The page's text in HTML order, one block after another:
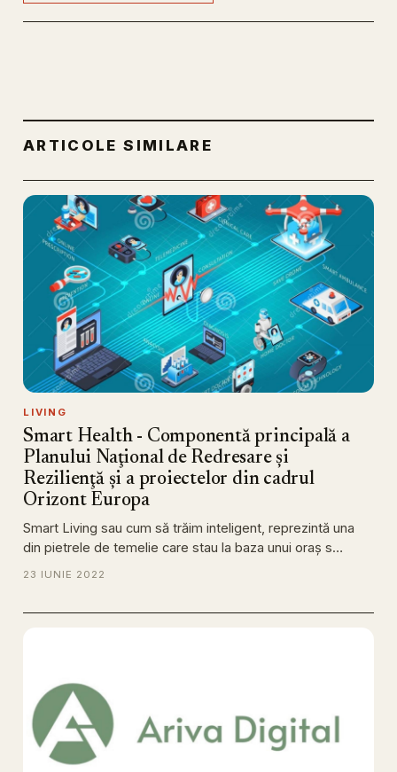
ARTICOLE SIMILARE
LIVING
Smart Health - Componentă principală a
Planului Naţional de Redresare şi
Rezilienţă şi a proiectelor din cadrul
Orizont Europa
Smart Living sau cum să trăim inteligent, reprezintă una
din pietrele de temelie care stau la baza unui oraş s…
23 IUNIE 2022